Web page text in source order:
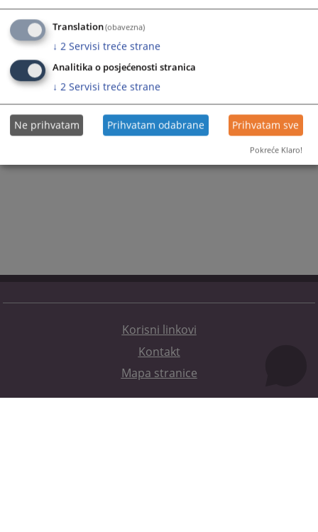
Korisni linkovi
Kontakt
Mapa stranice
Translation(obavezna)
↓ 2 Servisi treće strane
Analitika o posjećenosti stranica
↓ 2 Servisi treće strane
Ne prihvatam Prihvatam odabrane Prihvatam sve
Pokreće Klaro!